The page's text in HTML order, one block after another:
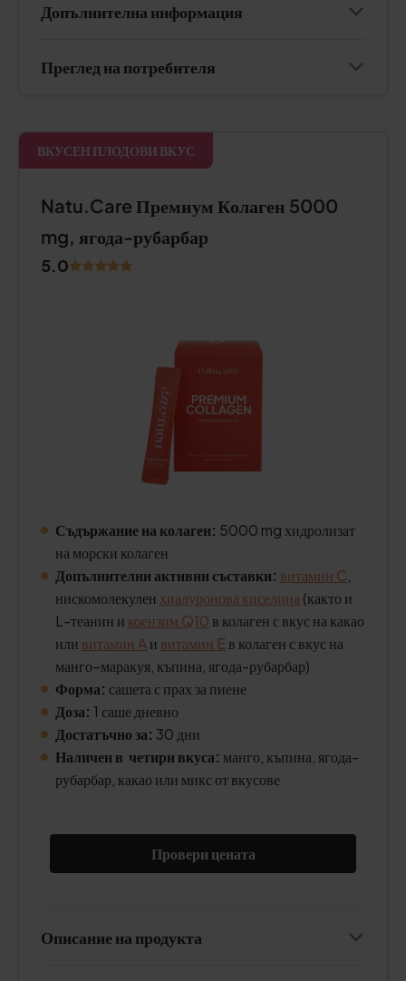
Допълнителна информация
Преглед на потребителя
ВКУСЕН ПЛОДОВИ ВКУС
Natu.Care Премиум Колаген 5000
mg, ягода-рубарбар
5.0
Съдържание на колаген: 5000 mg хидролизат
на морски колаген
Допълнителни активни съставки: витамин C
нискомолекулен хиалуронова киселина (както и
L-теанин и коензим Q10 в колаген с вкус на какао
или витамин Aи витамин E в колаген с вкус на
манго–маракуя, къпина, ягода-рубарбар)
Форма: сашета с прах за пиене
Доза: 1 саше дневно
Достатъчно за: 30 дни
Наличен в четири вкуса: манго, къпина, ягода-
рубарбар, какао или микс от вкусове
Провери цената
Описание на продукта